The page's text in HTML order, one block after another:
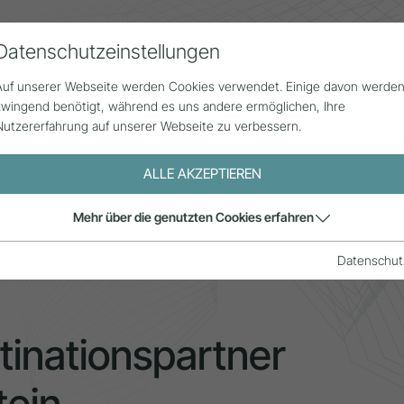
Alle Beiträge Statistik
MCI Tourismus Destinationspartner Schladming-Dachstein
unserer Webseite werden Cookies verwendet. Einige davon werden
benötigt, während es uns andere ermöglichen, Ihre
auf unserer Webseite zu verbessern.
ALLE AKZEPTIEREN
Mehr über die genutzten Cookies erfahren